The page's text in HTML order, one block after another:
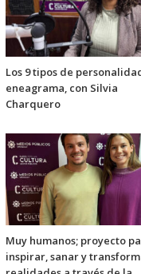
Los 9 tipos de
eneagrama, con Silvia
Charquero
Muy humanos; proyecto
inspirar, sanar y